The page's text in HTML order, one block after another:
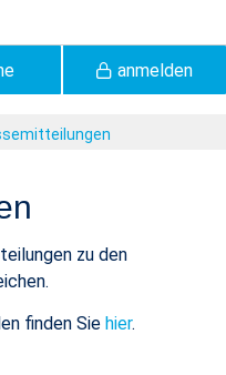
anmelden
-
zu den
finden Sie hier.